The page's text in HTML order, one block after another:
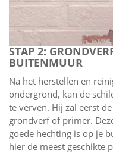
STAP 2:
BUITENMUUR
Na het herstellen en
ondergrond, kan de
te verven. Hij zal eerst
grondverf of primer.
goede hechting is op je
hier de meest geschikte